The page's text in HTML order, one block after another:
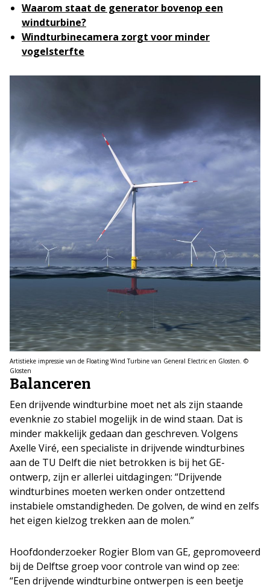
Waarom staat de generator bovenop een
windturbine?
Windturbinecamera zorgt voor minder
vogelsterfte
Artistieke impressie van de Floating Wind Turbine van General Electric en Glosten. ©
Glosten
Balanceren
Een drijvende windturbine moet net als zijn staande
evenknie zo stabiel mogelijk in de wind staan. Dat is
minder makkelijk gedaan dan geschreven. Volgens
Axelle Viré, een specialiste in drijvende windturbines
aan de TU Delft die niet betrokken is bij het GE-
ontwerp, zijn er allerlei uitdagingen: “Drijvende
windturbines moeten werken onder ontzettend
instabiele omstandigheden. De golven, de wind en zelfs
het eigen kielzog trekken aan de molen.”
Hoofdonderzoeker Rogier Blom van GE, gepromoveerd
bij de Delftse groep voor controle van wind op zee:
“Een drijvende windturbine ontwerpen is een beetje